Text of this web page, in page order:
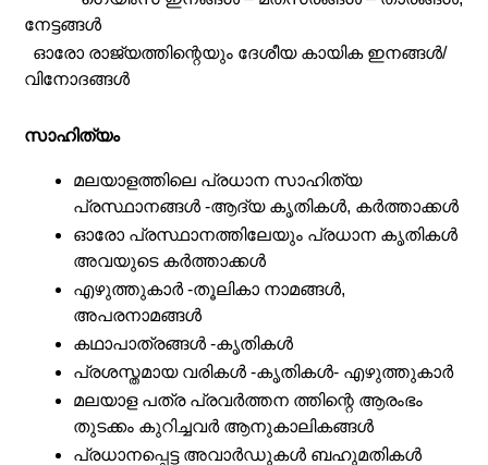
നേട്ടങ്ങൾ
ഓരോ രാജ്യത്തിന്റെയും ദേശീയ കായിക ഇനങ്ങൾ/
വിനോദങ്ങൾ
സാഹിത്യം
മലയാളത്തിലെ പ്രധാന സാഹിത്യ
പ്രസ്ഥാനങ്ങൾ -ആദ്യ കൃതികൾ, കർത്താക്കൾ
ഓരോ പ്രസ്ഥാനത്തിലേയും പ്രധാന കൃതികൾ
അവയുടെ കർത്താക്കൾ
എഴുത്തുകാർ -തൂലികാ നാമങ്ങൾ,
അപരനാമങ്ങൾ
കഥാപാത്രങ്ങൾ -കൃതികൾ
പ്രശസ്തമായ വരികൾ -കൃതികൾ- എഴുത്തുകാർ
മലയാള പത്ര പ്രവർത്തന ത്തിന്റെ ആരംഭം
തുടക്കം കുറിച്ചവർ ആനുകാലികങ്ങൾ
പ്രധാനപ്പെട്ട അവാർഡുകൾ ബഹുമതികൾ